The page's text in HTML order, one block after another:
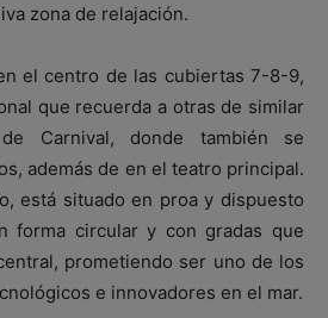
zona de relajación.
el centro de las cubiertas 7-8-9,
que recuerda a otras de similar
Carnival, donde también se
además de en el teatro principal.
está situado en proa y dispuesto
forma circular y con gradas que
prometiendo ser uno de los
e innovadores en el mar.